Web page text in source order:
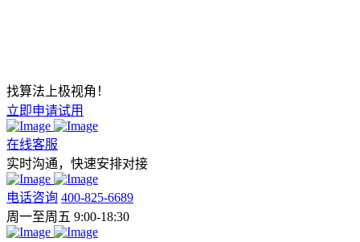
找算法上极视角！
立即申请试用
在线客服
实时沟通，快速安排对接
电话咨询 400-825-6689
周一至周五 9:00-18:30